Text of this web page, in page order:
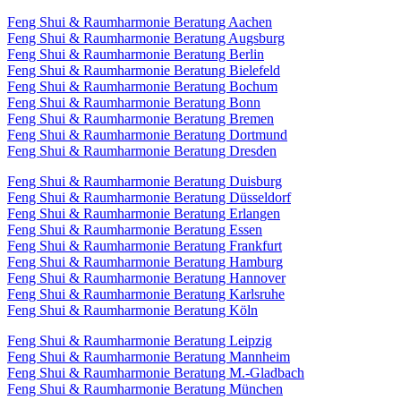
Feng Shui & Raumharmonie Beratung Aachen
Feng Shui & Raumharmonie Beratung Augsburg
Feng Shui & Raumharmonie Beratung Berlin
Feng Shui & Raumharmonie Beratung Bielefeld
Feng Shui & Raumharmonie Beratung Bochum
Feng Shui & Raumharmonie Beratung Bonn
Feng Shui & Raumharmonie Beratung Bremen
Feng Shui & Raumharmonie Beratung Dortmund
Feng Shui & Raumharmonie Beratung Dresden
Feng Shui & Raumharmonie Beratung Duisburg
Feng Shui & Raumharmonie Beratung Düsseldorf
Feng Shui & Raumharmonie Beratung Erlangen
Feng Shui & Raumharmonie Beratung Essen
Feng Shui & Raumharmonie Beratung Frankfurt
Feng Shui & Raumharmonie Beratung Hamburg
Feng Shui & Raumharmonie Beratung Hannover
Feng Shui & Raumharmonie Beratung Karlsruhe
Feng Shui & Raumharmonie Beratung Köln
Feng Shui & Raumharmonie Beratung Leipzig
Feng Shui & Raumharmonie Beratung Mannheim
Feng Shui & Raumharmonie Beratung M.-Gladbach
Feng Shui & Raumharmonie Beratung München